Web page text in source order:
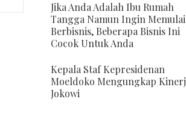
Jika Anda Adalah Ibu Rumah
Tangga Namun Ingin Memulai
Berbisnis, Beberapa Bisnis Ini
Cocok Untuk Anda
Kepala Staf Kepresidenan
Moeldoko Mengungkap
Jokowi